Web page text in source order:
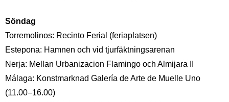
Söndag
Torremolinos: Recinto Ferial (feriaplatsen)
Estepona: Hamnen och vid tjurfäktningsarenan
Nerja: Mellan Urbanizacion Flamingo och Almijara II
Málaga: Konstmarknad Galería de Arte de Muelle Uno
(11.00–16.00)